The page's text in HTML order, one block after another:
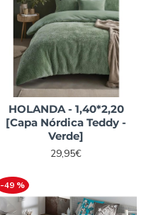
HOLANDA - 1,40*2,20
[Capa Nórdica Teddy -
Verde]
29,95€
-49 %